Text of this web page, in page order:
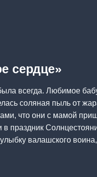
сердце»
всегда. Любимое
соляная пыль от
что они с мамой
праздник
валашского